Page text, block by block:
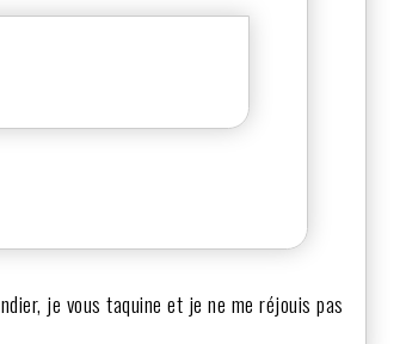
je vous taquine et je ne me réjouis pas